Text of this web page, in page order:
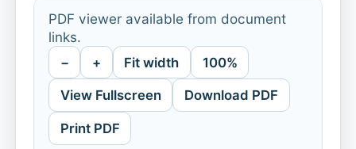
PDF viewer available from document
links.
− + Fit width 100%
View Fullscreen Download PDF
Print PDF